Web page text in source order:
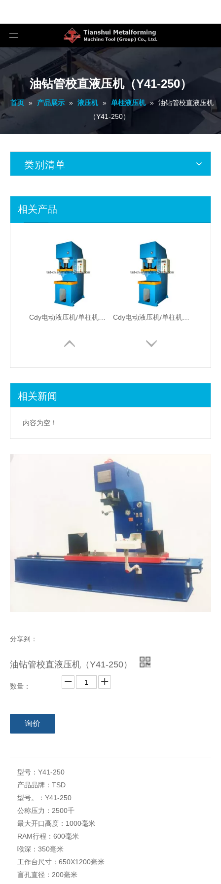
油钻管校直液压机（Y41-250）
首页 » 产品展示 » 液压机 » 单柱液压机 » 油钻管校直液压机
（Y41-250）
类别清单
相关产品
相关新闻
内容为空！
分享到：
油钻管校直液压机（Y41-250）
数量：
询价
型号： Y41-250
产品品牌： TSD
型号。： Y41-250
公称压力： 2500千
最大开口高度： 1000毫米
RAM行程： 600毫米
喉深： 350毫米
工作台尺寸： 650X1200毫米
盲孔直径： 200毫米